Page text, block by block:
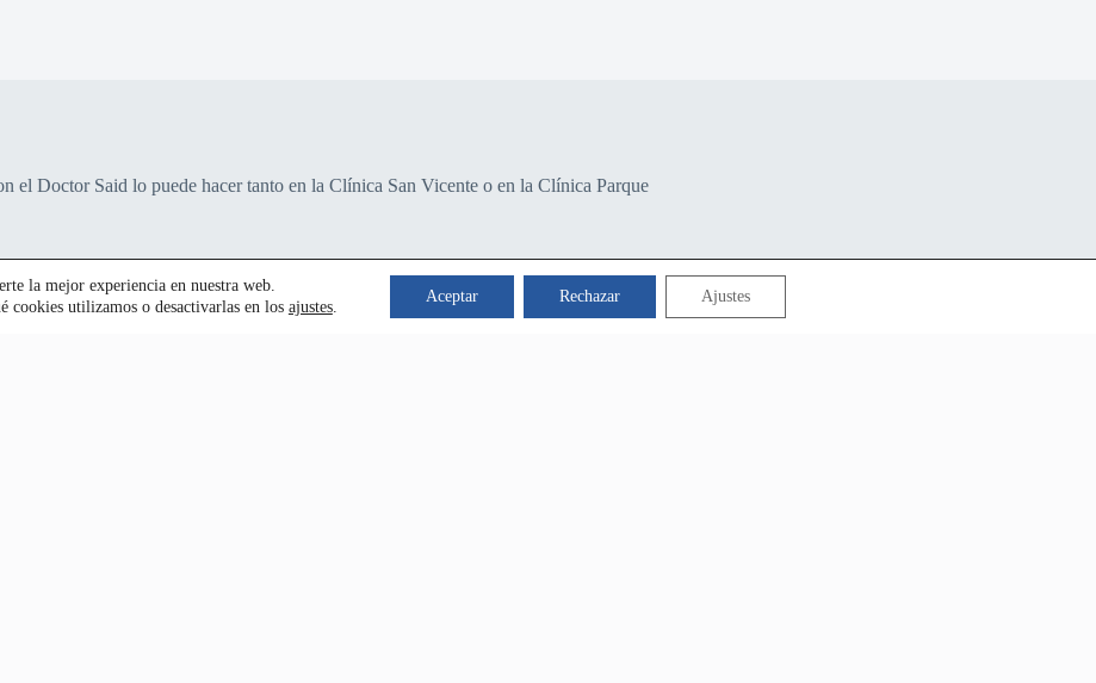
el Doctor Said lo puede hacer tanto en la Clínica San Vicente o en la Clínica Parque
la mejor experiencia en nuestra web.
cookies utilizamos o desactivarlas en los ajustes.
Aceptar Rechazar Ajustes